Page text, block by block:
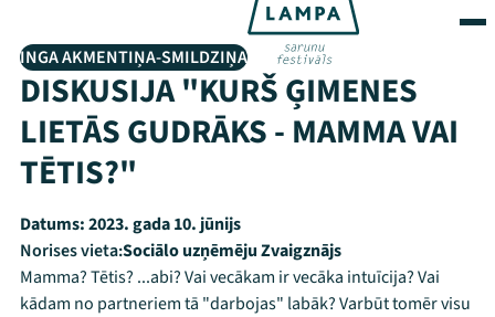
INGA AKMENTIŅA-SMILDZIŅA
DISKUSIJA "KURŠ ĢIMENES
LIETĀS GUDRĀKS - MAMMA VAI
TĒTIS?"
Datums:2023. gada 10. jūnijs
Norises vieta:Sociālo uzņēmēju Zvaigznājs
Mamma? Tētis? ...abi? Vai vecākam ir vecāka intuīcija? Vai
kādam no partneriem tā "darbojas" labāk? Varbūt tomēr visu